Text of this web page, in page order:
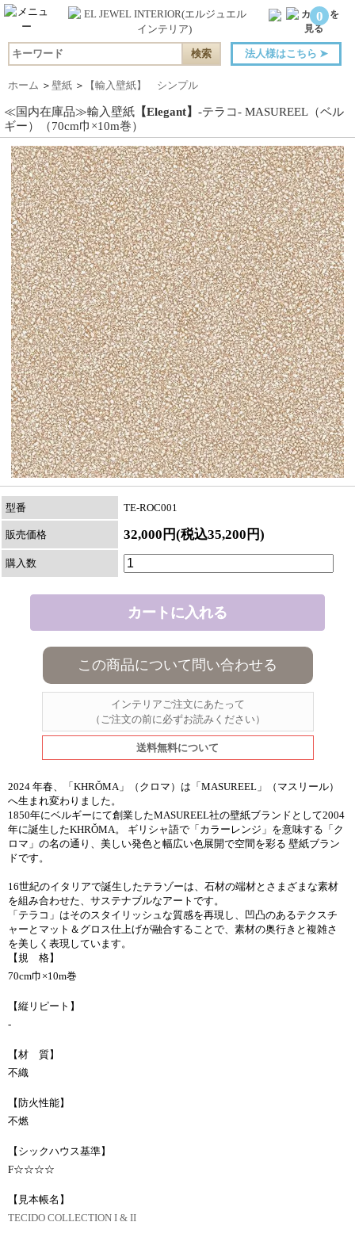
0
法人様はこちら ➤
ホーム ＞ 壁紙 ＞ 【輸入壁紙】 シンプル
≪国内在庫品≫輸入壁紙 【Elegant】 -テラコ- MASUREEL（ベル
ギー）（70cm巾×10m巻）
型番 TE-ROC001
販売価格 32,000円(税込35,200円)
購入数
この商品について問い合わせる
インテリアご注文にあたって
（ご注文の前に必ずお読みください）
送料無料について
2024 年春、「KHRǑMA」（クロマ）は「MASUREEL」（マスリール）
へ生まれ変わりました。
1850年にベルギーにて創業したMASUREEL社の壁紙ブランドとして2004
年に誕生したKHRǑMA。 ギリシャ語で「カラーレンジ」を意味する「ク
ロマ」の名の通り、美しい発色と幅広い色展開で空間を彩る 壁紙ブラン
ドです。
16世紀のイタリアで誕生したテラゾーは、石材の端材とさまざまな素材
を組み合わせた、サステナブルなアートです。
「テラコ」はそのスタイリッシュな質感を再現し、凹凸のあるテクスチ
ャーとマット＆グロス仕上げが融合することで、素材の奥行きと複雑さ
を美しく表現しています。
【規 格】
70cm巾×10m巻
【縦リピート】
-
【材 質】
不織
【防火性能】
不燃
【シックハウス基準】
F☆☆☆☆
【見本帳名】
TECIDO COLLECTION I & II